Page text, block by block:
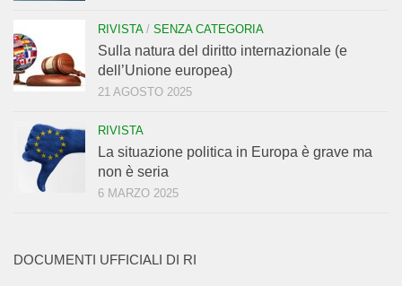
RIVISTA/ SENZA CATEGORIA
Sulla natura del diritto internazionale (e
dell’Unione europea)
21 AGOSTO 2025
RIVISTA
La situazione politica in Europa è grave ma
non è seria
6 MARZO 2025
DOCUMENTI UFFICIALI DI RI